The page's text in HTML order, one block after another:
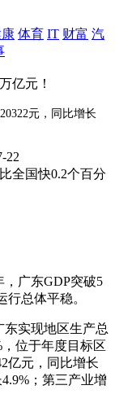
体育 IT 财富 汽
亿元！
元，同比增长
22
全国快0.2个百分
广东GDP突破5
总体平稳。
实现地区生产总
位于年度目标区
亿元，同比增长
；第三产业增